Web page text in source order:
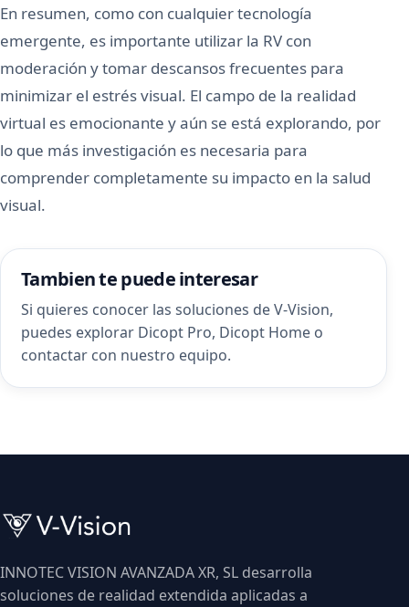
En resumen, como con cualquier tecnología
emergente, es importante utilizar la RV con
moderación y tomar descansos frecuentes para
minimizar el estrés visual. El campo de la realidad
virtual es emocionante y aún se está explorando, por
lo que más investigación es necesaria para
comprender completamente su impacto en la salud
visual.
Tambien te puede interesar
Si quieres conocer las soluciones de V-Vision,
puedes explorar Dicopt Pro, Dicopt Home o
contactar con nuestro equipo.
INNOTEC VISION AVANZADA XR, SL desarrolla
soluciones de realidad extendida aplicadas a